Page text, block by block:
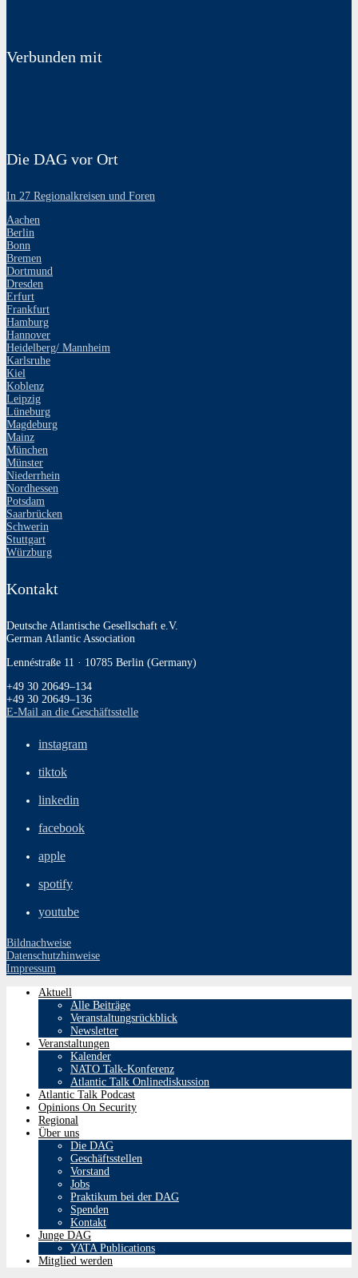
Verbunden mit
Die DAG vor Ort
In 27 Regionalkreisen und Foren
Aachen
Berlin
Bonn
Bremen
Dortmund
Dresden
Erfurt
Frankfurt
Hamburg
Hannover
Heidelberg/ Mannheim
Karlsruhe
Kiel
Koblenz
Leipzig
Lüneburg
Magdeburg
Mainz
München
Münster
Niederrhein
Nordhessen
Potsdam
Saarbrücken
Schwerin
Stuttgart
Würzburg
Kontakt
Deutsche Atlantische Gesellschaft e.V.
German Atlantic Association
Lennéstraße 11 · 10785 Berlin (Germany)
+49 30 20649–134
+49 30 20649–136
E‑Mail an die Geschäftsstelle
instagram
tiktok
linkedin
facebook
apple
spotify
youtube
Bildnachweise
Datenschutzhinweise
Impressum
Aktuell
Alle Beiträge
Veranstaltungsrückblick
Newsletter
Veranstaltungen
Kalender
NATO Talk-Konferenz
Atlantic Talk Onlinediskussion
Atlantic Talk Podcast
Opinions On Security
Regional
Über uns
Die DAG
Geschäftsstellen
Vorstand
Jobs
Praktikum bei der DAG
Spenden
Kontakt
Junge DAG
YATA Publications
Mitglied werden